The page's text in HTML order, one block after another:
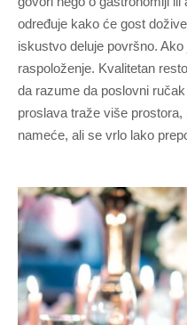
određuje kako će gost
iskustvo deluje površno.
raspoloženje. Kvalitetan
da razume da poslovni
proslava traže više
nameće, ali se vrlo lako